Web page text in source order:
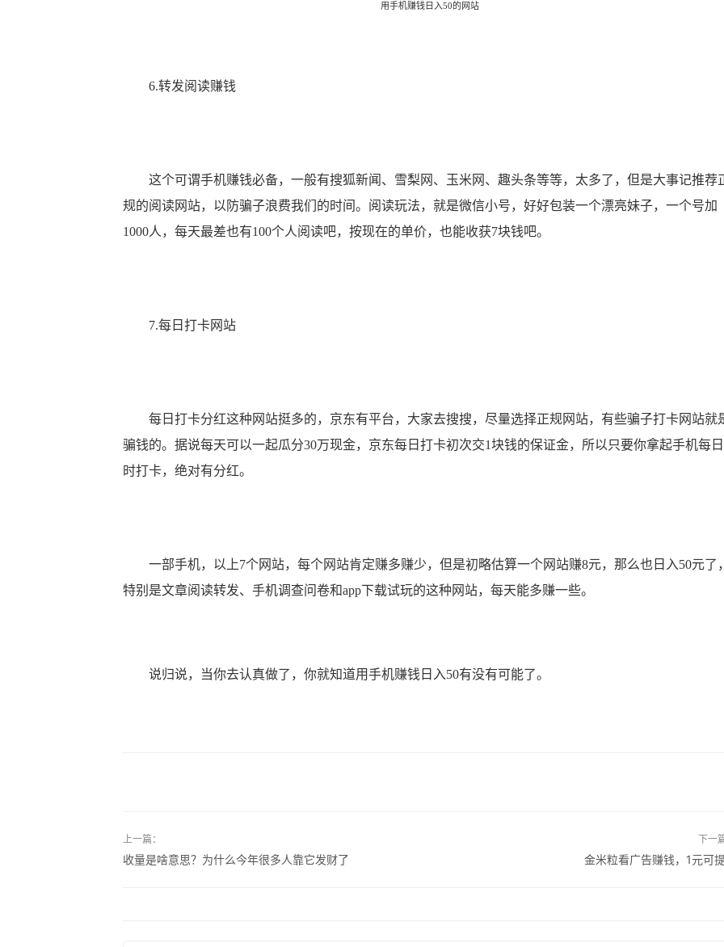
用手机赚钱日入50的网站
6.转发阅读赚钱
这个可谓手机赚钱必备，一般有搜狐新闻、雪梨网、玉米网、趣头条等等，太多了，但是大事记推荐
规的阅读网站，以防骗子浪费我们的时间。阅读玩法，就是微信小号，好好包装一个漂亮妹子，一个号加
1000人，每天最差也有100个人阅读吧，按现在的单价，也能收获7块钱吧。
7.每日打卡网站
每日打卡分红这种网站挺多的，京东有平台，大家去搜搜，尽量选择正规网站，有些骗子打卡网站就
骗钱的。据说每天可以一起瓜分30万现金，京东每日打卡初次交1块钱的保证金，所以只要你拿起手机每
时打卡，绝对有分红。
一部手机，以上7个网站，每个网站肯定赚多赚少，但是初略估算一个网站赚8元，那么也日入50元了
特别是文章阅读转发、手机调查问卷和app下载试玩的这种网站，每天能多赚一些。
说归说，当你去认真做了，你就知道用手机赚钱日入50有没有可能了。
上一篇：
收量是啥意思？为什么今年很多人靠它发财了
下一
金米粒看广告赚钱，1元可